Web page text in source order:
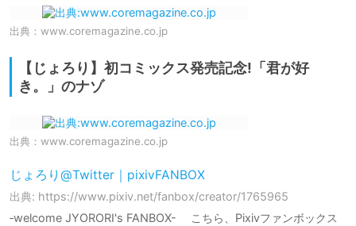
出典： www.coremagazine.co.jp
【じょろり】初コミックス発売記念!「君が好
き。」のナゾ
出典： www.coremagazine.co.jp
じょろり@Twitter｜pixivFANBOX
出典: https://www.pixiv.net/fanbox/creator/1765965
‐welcome JYORORI's FANBOX- こちら、Pixivファンボックス